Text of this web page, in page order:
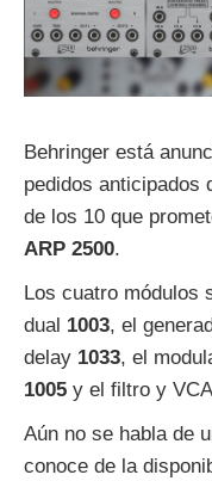
Behringer está
pedidos anticipados
de los 10 que
ARP 2500.
Los cuatro módulos
dual 1003, el
delay 1033, el
1005 y el filtro y
Aún no se habla de
conoce de la